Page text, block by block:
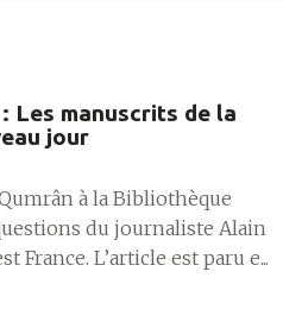
Les manuscrits de la
jour
à la Bibliothèque
du journaliste Alain
France. L’article est paru e...